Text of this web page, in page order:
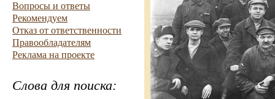
Вопросы и ответы
Рекомендуем
Отказ от ответственности
Правообладателям
Реклама на проекте
Слова для поиска: